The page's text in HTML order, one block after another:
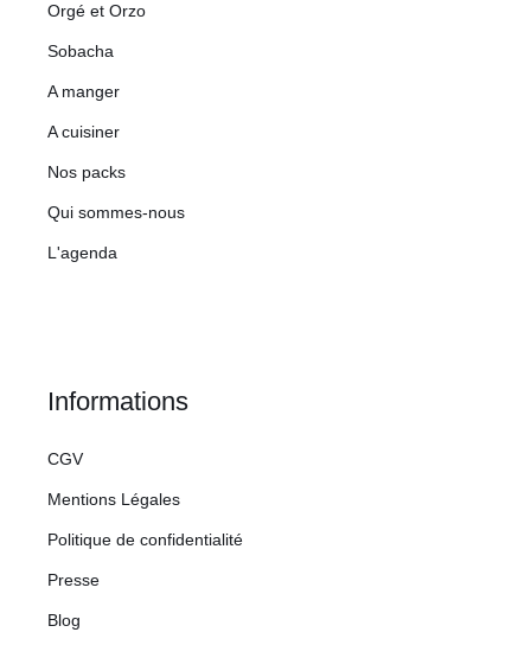
Orgé et Orzo
Sobacha
A manger
A cuisiner
Nos packs
Qui sommes-nous
L'agenda
Informations
CGV
Mentions Légales
Politique de confidentialité
Presse
Blog